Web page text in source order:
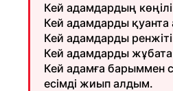
Кей адамдардың
Кей адамдарды
Кей адамдарды
Кей адамдарды
Кей адамға барыммен
есімді жиып алдым.